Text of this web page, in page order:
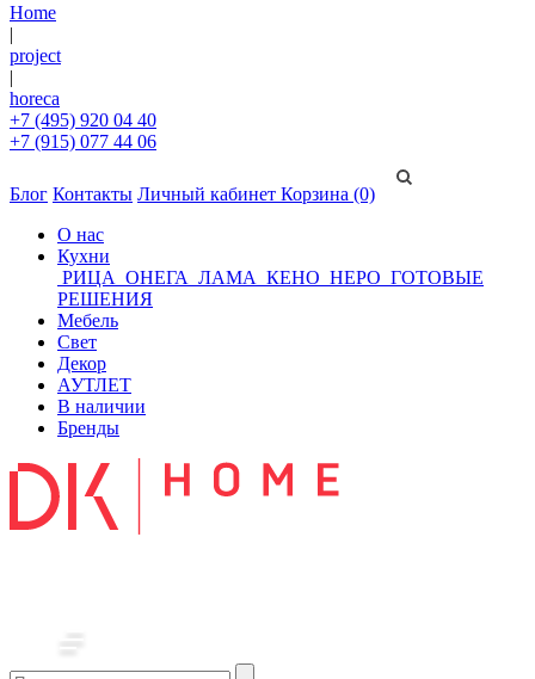
Home
|
project
|
horeca
+7 (495) 920 04 40
+7 (915) 077 44 06
Блог Контакты Личный кабинет Корзина (0)
О нас
Кухни
РИЦА ОНЕГА ЛАМА КЕНО НЕРО ГОТОВЫЕ
РЕШЕНИЯ
Мебель
Свет
Декор
АУТЛЕТ
В наличии
Бренды